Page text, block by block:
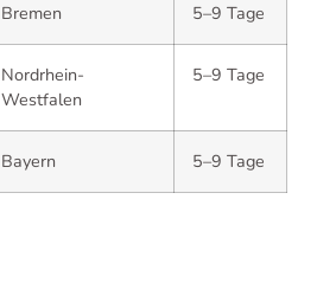
Bremen 5–9 Tage
Nordrhein-
Westfalen
5–9 Tage
Bayern 5–9 Tage